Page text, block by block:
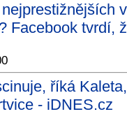
Facebook tvrdí,
říká
- iDNES.cz